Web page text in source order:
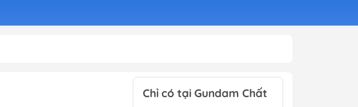
Chỉ có tại Gundam Chất